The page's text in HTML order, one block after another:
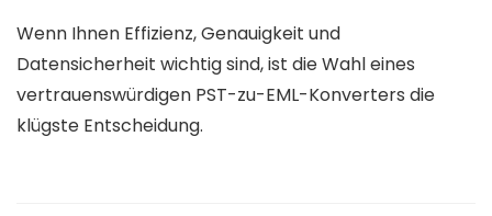
Wenn Ihnen Effizienz, Genauigkeit und
Datensicherheit wichtig sind, ist die Wahl eines
vertrauenswürdigen PST-zu-EML-Konverters die
klügste Entscheidung.